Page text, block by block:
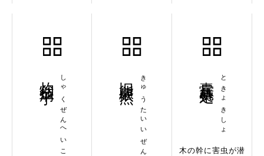
しゃくぜんへいこ きゅうたいいぜん ときょきしょ
木の幹に害虫が潜